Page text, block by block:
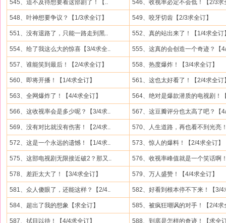
545、迫不及待想要看这部剧了！【.. 546、收视率必定不会低！【2/3求
548、叶神想要争议？【1/3求全订】 549、咬牙切齿【2/3求全订】
551、没有退路了，只能一路走到黑.. 552、真的站出来了！【1/4求全订
554、给了我这么大的惊喜【3/4求全.. 555、这真的会创造一个奇迹？【
557、谁能笑到最后！【2/4求全订】 558、热度爆炸！【3/4求全订】
560、即将开播！【1/4求全订】 561、这也太好看了！【2/4求全订
563、全网爆炸了！【4/4求全订】 564、绝对是爆款潜质的电视剧！
566、这收视率会是多少呢？【3/4求.. 567、这豆瓣评分也太高了吧？【
569、没有对比就没有伤害！【2/4求.. 570、人生道路，再也看不到光亮
572、这是一个永远的遗憾！【1/4求.. 573、惊人的爆料！【2/4求全订】
575、这部电视剧无限接近破2？那又.. 576、收视率峰值就是一个笑话啊
578、差距太大了！【3/4求全订】 579、万人盛赞！【4/4求全订】
581、众人傻眼了，还能这样？【2/4.. 582、好看到根本停不下来！【3/4
584、超出了我的想象【求全订】 585、被疯狂嘲讽的对手！【2/4求
587、拭目以待！【4/4求全订】 588、到底是怎样的奇迹！【求全